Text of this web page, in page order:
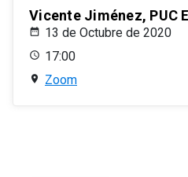
Vicente Jiménez, PUC
13 de Octubre de 2020
17:00
Zoom